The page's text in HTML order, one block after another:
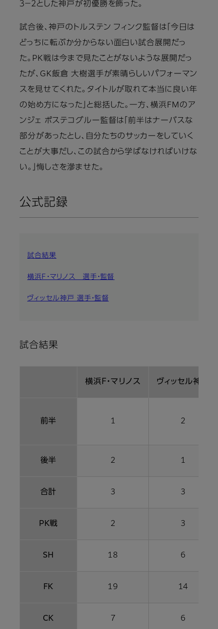
３－２とした神戸が初優勝を飾った。
試合後、神戸のトルステン フィンク監督は「今日は
どっちに転ぶか分からない面白い試合展開だっ
た。PK戦は今まで見たことがないような展開だっ
たが、GK飯倉 大樹選手が素晴らしいパフォーマン
スを見せてくれた。タイトルが取れて本当に良い年
の始め方になった」と総括した。一方、横浜FMのア
ンジェ ポステコグルー監督は「前半はナーバスな
部分があったとし、自分たちのサッカーをしていく
ことが大事だし、この試合から学ばなければいけな
い。」悔しさを滲ませた。
公式記録
試合結果
横浜Ｆ・マリノス 選手・監督
ヴィッセル神戸 選手・監督
試合結果
横浜Ｆ・マリノス ヴィッセル神戸
前半 1 2
後半 2 1
合計 3 3
PK戦 2 3
SH 18 6
FK 19 14
CK 7 6